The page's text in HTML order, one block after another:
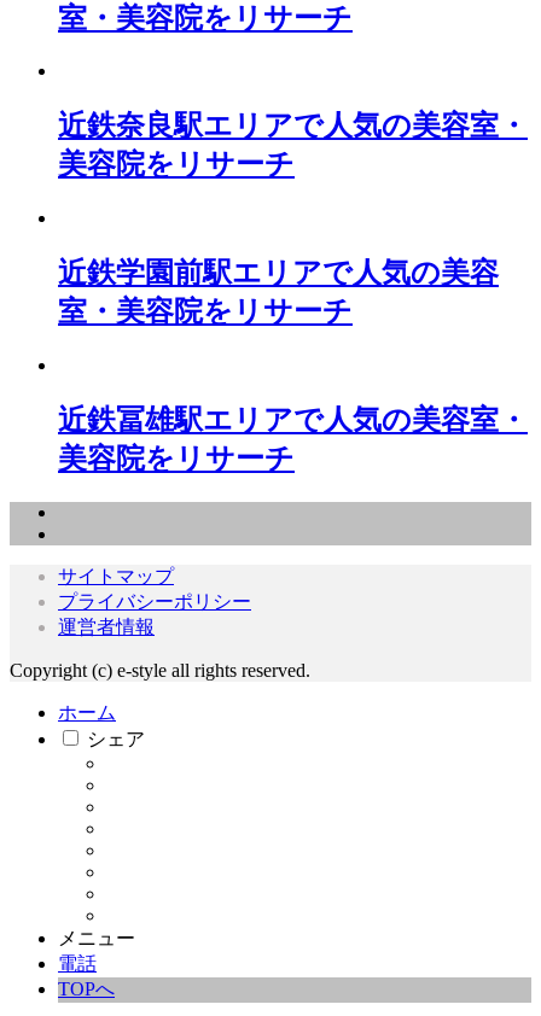
室・美容院をリサーチ
近鉄奈良駅エリアで人気の美容室・
美容院をリサーチ
近鉄学園前駅エリアで人気の美容
室・美容院をリサーチ
近鉄冨雄駅エリアで人気の美容室・
美容院をリサーチ
サイトマップ
プライバシーポリシー
運営者情報
Copyright (c) e-style all rights reserved.
ホーム
シェア
メニュー
電話
TOPへ